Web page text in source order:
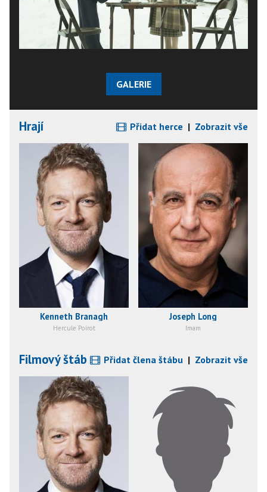
GALERIE
Hrají Přidat herce | Zobrazit vše
Kenneth Branagh
Hercule Poirot
Joseph Long
Imam
Filmový štáb Přidat člena štábu | Zobrazit vše